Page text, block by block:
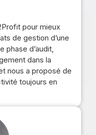
pour mieux
de gestion d’une
phase d’audit,
dans la
nous a proposé de
toujours en